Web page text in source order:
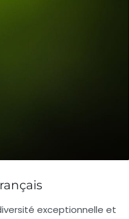
exceptionnelle et